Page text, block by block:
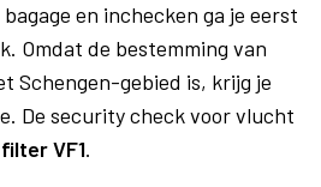
en inchecken ga je eerst
Omdat de bestemming van
Schengen-gebied is, krijg je
De security check voor vlucht
VF1.